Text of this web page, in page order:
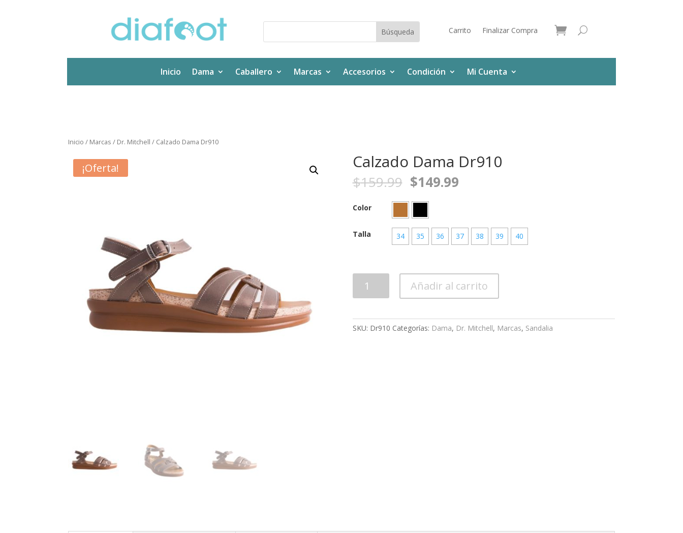
Carrito Finalizar Compra
Inicio Dama Caballero Marcas Accesorios Condición Mi Cuenta
Inicio / Marcas / Dr. Mitchell / Calzado Dama Dr910
¡Oferta! Calzado Dama Dr910
$159.99 $149.99
Color
Talla 34 35 36 37 38 39 40
Dama
Añadir al carrito
SKU: Dr910 Categorías: Dama, Dr. Mitchell, Marcas, Sandalia